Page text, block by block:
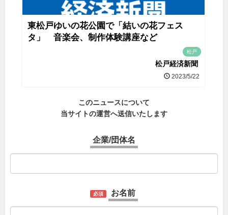
東松戸ゆいの花公園で「結いの花フェス
タ」 音楽会、制作体験講座など
松戸
松戸経済新聞
2023/5/22
このニュースについて
当サイトの運営へ送信いたします
企業/団体名
必須 お名前